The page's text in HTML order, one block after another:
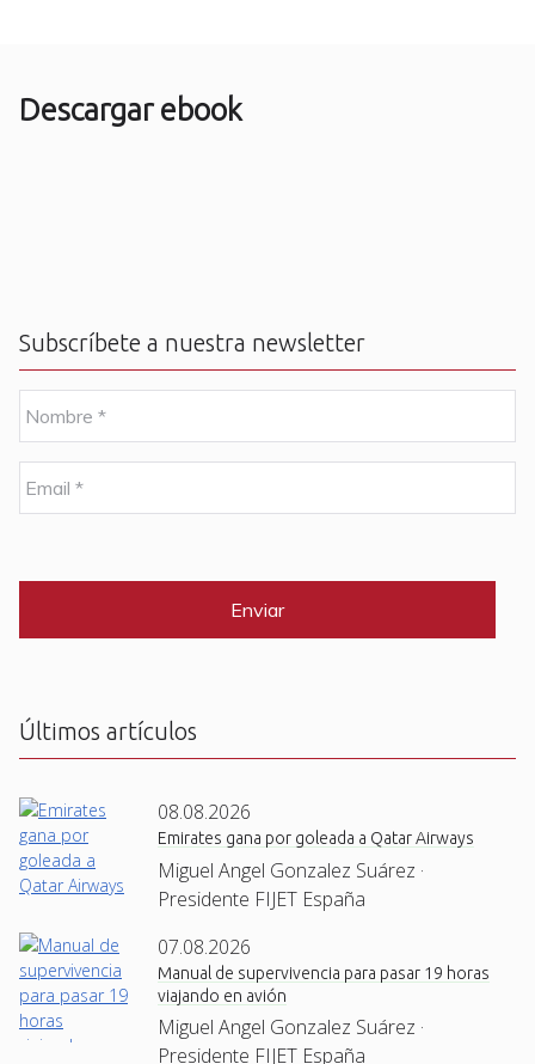
Descargar ebook
Subscríbete a nuestra newsletter
o
m
e
m
a
C
Últimos artículos
08.08.2026
Emirates gana por goleada a Qatar Airways
Miguel Angel Gonzalez Suárez ·
Presidente FIJET España
07.08.2026
Manual de supervivencia para pasar 19 horas
viajando en avión
Miguel Angel Gonzalez Suárez ·
Presidente FIJET España